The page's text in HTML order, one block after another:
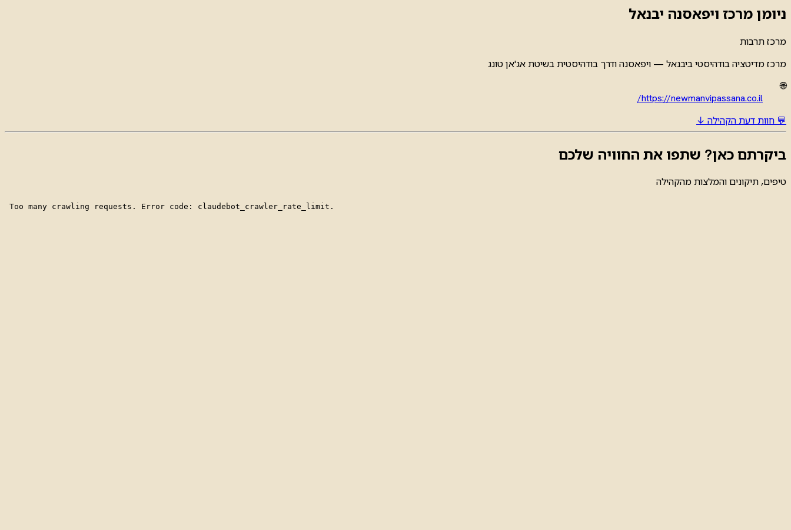
ניומן מרכז ויפאסנה יבנאל
מרכז תרבות
מרכז מדיטציה בודהיסטי ביבנאל — ויפאסנה ודרך בודהיסטית בשיטת אג'אן טונג
🌐
https://newmanvipassana.co.il/
💬 חוות דעת הקהילה ↓
ביקרתם כאן? שתפו את החוויה שלכם
טיפים, תיקונים והמלצות מהקהילה